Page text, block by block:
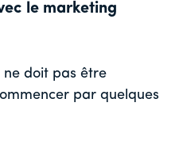
le marketing
doit pas être
par quelques